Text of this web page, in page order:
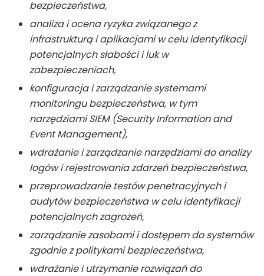
bezpieczeństwa,
analiza i ocena ryzyka związanego z
infrastrukturą i aplikacjami w celu identyfikacji
potencjalnych słabości i luk w
zabezpieczeniach,
konfiguracja i zarządzanie systemami
monitoringu bezpieczeństwa, w tym
narzędziami SIEM (Security Information and
Event Management),
wdrażanie i zarządzanie narzędziami do analizy
logów i rejestrowania zdarzeń bezpieczeństwa,
przeprowadzanie testów penetracyjnych i
audytów bezpieczeństwa w celu identyfikacji
potencjalnych zagrożeń,
zarządzanie zasobami i dostępem do systemów
zgodnie z politykami bezpieczeństwa,
wdrażanie i utrzymanie rozwiązań do